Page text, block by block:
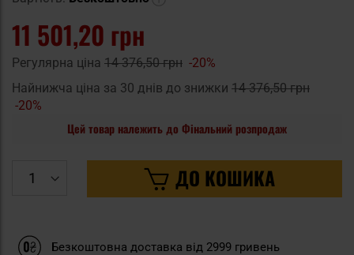
11 501,20 грн
Регулярна ціна 14 376,50 грн -20%
Найнижча ціна за 30 днів до знижки 14 376,50 грн
-20%
Цей товар належить до Фінальний розпродаж
ДО КОШИКА
Безкоштовна доставка від 2999 гривень